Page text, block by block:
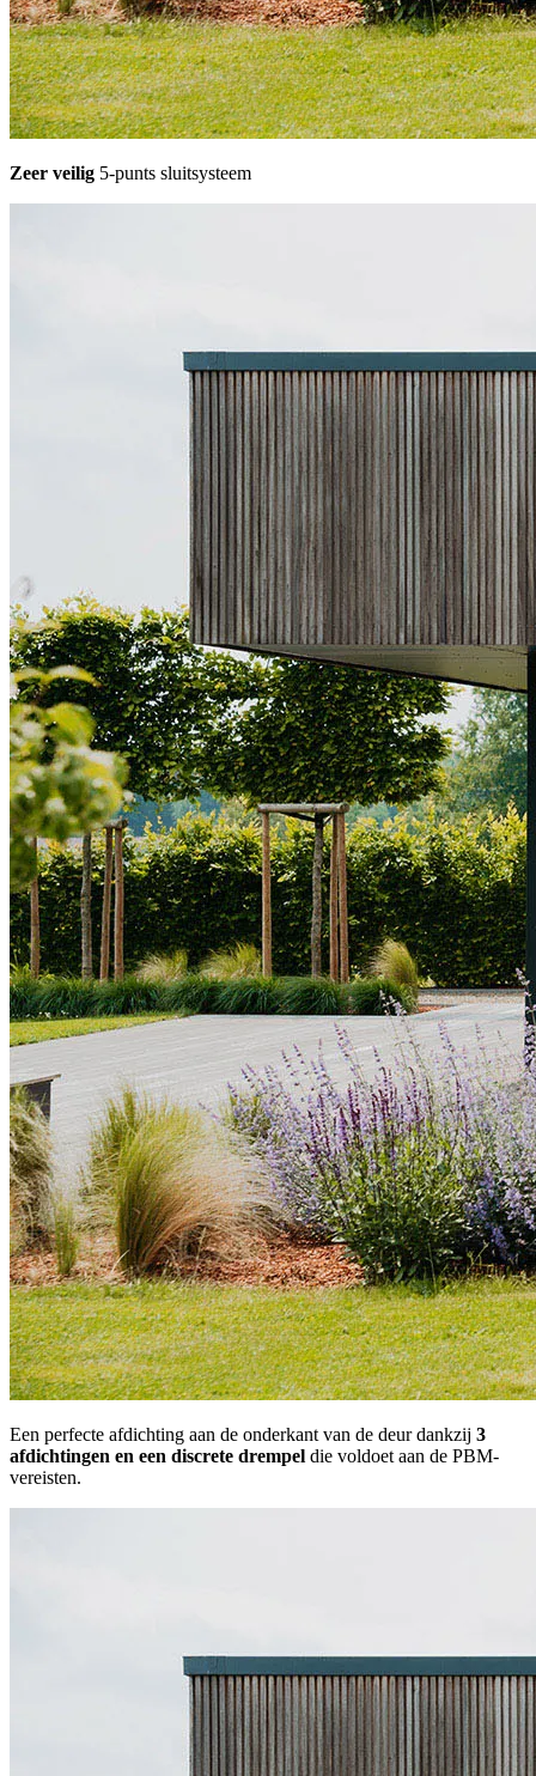
Zeer veilig 5-punts sluitsysteem
Een perfecte afdichting aan de onderkant van de deur dankzij 3
afdichtingen en een discrete drempel die voldoet aan de PBM-
vereisten.